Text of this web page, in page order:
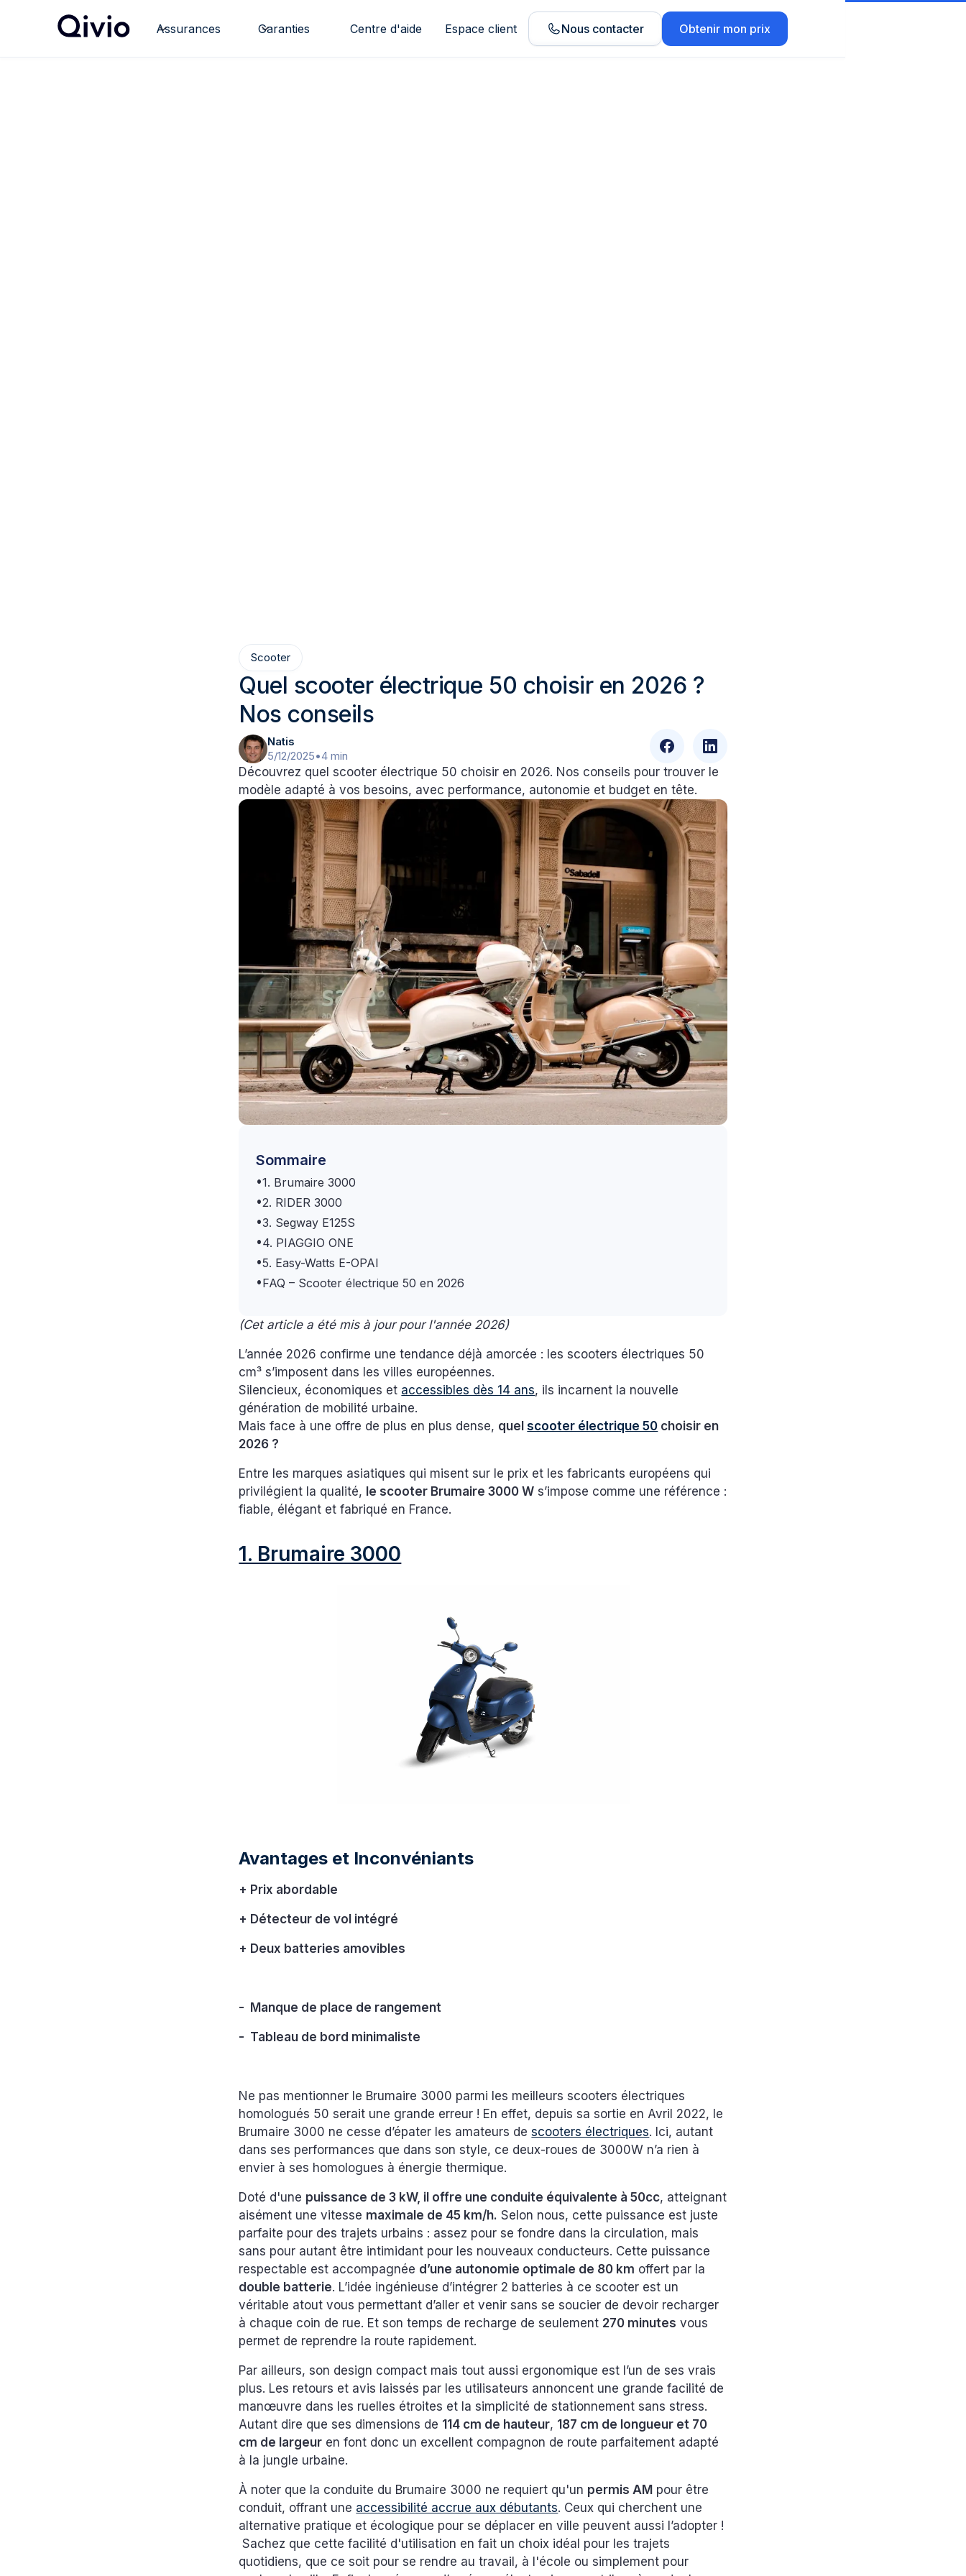
Assurances Garanties Centre d'aide Espace client Nous contacter Obtenir mon prix
Scooter
Quel scooter électrique 50 choisir en 2026 ?
Nos conseils
Natis
5/12/2025•4 min
Découvrez quel scooter électrique 50 choisir en 2026. Nos conseils pour trouver le
modèle adapté à vos besoins, avec performance, autonomie et budget en tête.
Sommaire
•1. Brumaire 3000
•2. RIDER 3000
•3. Segway E125S
•4. PIAGGIO ONE
•5. Easy-Watts E-OPAI
•FAQ – Scooter électrique 50 en 2026
(Cet article a été mis à jour pour l'année 2026)
L’année 2026 confirme une tendance déjà amorcée : les scooters électriques 50
cm³ s’imposent dans les villes européennes.
Silencieux, économiques et accessibles dès 14 ans, ils incarnent la nouvelle
génération de mobilité urbaine.
Mais face à une offre de plus en plus dense, quelscooter électrique 50 choisir en
2026 ?
Entre les marques asiatiques qui misent sur le prix et les fabricants européens qui
privilégient la qualité, le scooter Brumaire 3000 W s’impose comme une référence :
fiable, élégant et fabriqué en France.
1. Brumaire 3000
Avantages et Inconvéniants
+ Prix abordable
+ Détecteur de vol intégré
+ Deux batteries amovibles
- Manque de place de rangement
- Tableau de bord minimaliste
Ne pas mentionner le Brumaire 3000 parmi les meilleurs scooters électriques
homologués 50 serait une grande erreur ! En effet, depuis sa sortie en Avril 2022, le
Brumaire 3000 ne cesse d’épater les amateurs descooters électriques. Ici, autant
dans ses performances que dans son style, ce deux-roues de 3000W n’a rien à
envier à ses homologues à énergie thermique.
Doté d'une puissance de 3 kW, il offre une conduite équivalente à 50cc, atteignant
aisément une vitesse maximale de 45 km/h. Selon nous, cette puissance est juste
parfaite pour des trajets urbains : assez pour se fondre dans la circulation, mais
sans pour autant être intimidant pour les nouveaux conducteurs. Cette puissance
respectable est accompagnée d’une autonomie optimale de 80 km offert par la
double batterie. L’idée ingénieuse d’intégrer 2 batteries à ce scooter est un
véritable atout vous permettant d’aller et venir sans se soucier de devoir recharger
à chaque coin de rue. Et son temps de recharge de seulement 270 minutes vous
permet de reprendre la route rapidement.
Par ailleurs, son design compact mais tout aussi ergonomique est l’un de ses vrais
plus. Les retours et avis laissés par les utilisateurs annoncent une grande facilité de
manœuvre dans les ruelles étroites et la simplicité de stationnement sans stress.
Autant dire que ses dimensions de 114 cm de hauteur, 187 cm de longueur et 70
cm de largeur en font donc un excellent compagnon de route parfaitement adapté
à la jungle urbaine.
À noter que la conduite du Brumaire 3000 ne requiert qu'un permis AM pour être
conduit, offrant une accessibilité accrue aux débutants. Ceux qui cherchent une
alternative pratique et écologique pour se déplacer en ville peuvent aussi l’adopter !
Sachez que cette facilité d'utilisation en fait un choix idéal pour les trajets
quotidiens, que ce soit pour se rendre au travail, à l'école ou simplement pour